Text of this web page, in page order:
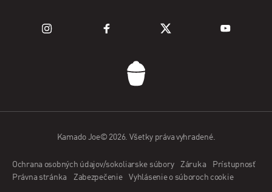
Preskúmajte sériu Kamado
Aplikácia Kamado Joe
Aplikácia predajcu
Kamado Joe© 2026. Všetky práva vyhradené.
Ochrana osobných údajov/sokoliarske súbory Záruka
Prístupnosť
Právna stránka
Zabezpečenie Vyhlásenie o súboroch cookie